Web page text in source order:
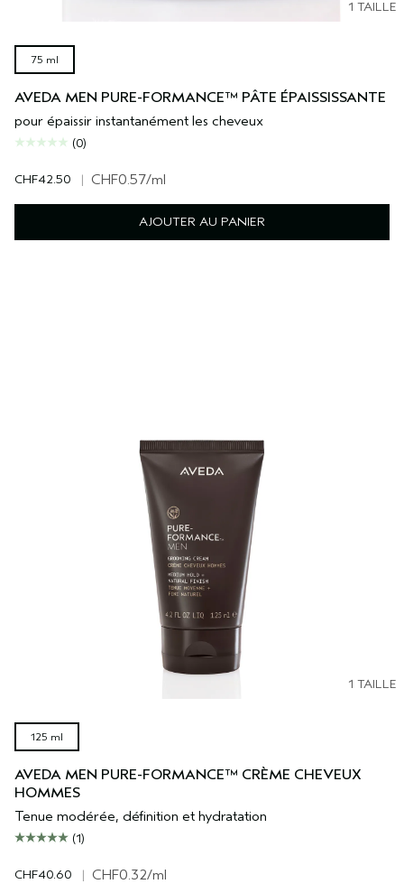
1 TAILLE
75 ml
AVEDA MEN PURE-FORMANCE™ PÂTE ÉPAISSISSANTE
pour épaissir instantanément les cheveux
(0)
CHF42.50 | CHF0.57/ml
AJOUTER AU PANIER
1 TAILLE
125 ml
AVEDA MEN PURE-FORMANCE™ CRÈME CHEVEUX
HOMMES
Tenue modérée, définition et hydratation
(1)
CHF40.60 | CHF0.32/ml